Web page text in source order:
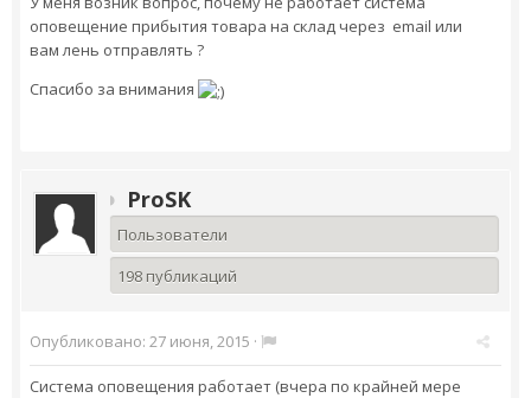
оповещение прибытия товара нa склад через email или
вам лень отправлять ?
Спасибо за внимания
ProSK
Пользователи
198 публикаций
Опубликовано: 27 июня, 2015 ·
Система оповещения работает (вчера по крайней мере